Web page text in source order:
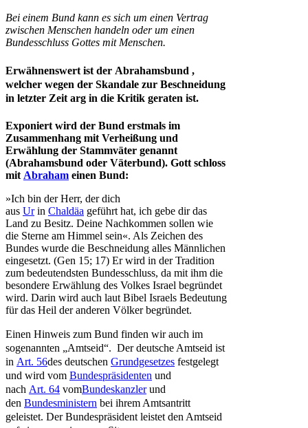
Bei einem Bund kann es sich um einen Vertrag
zwischen Menschen handeln oder um einen
Bundesschluss Gottes mit Menschen.
Erwähnenswert ist der Abrahamsbund ,
welcher wegen der Skandale zur Beschneidung
in letzter Zeit arg in die Kritik geraten ist.
Exponiert wird der Bund erstmals im
Zusammenhang mit Verheißung und
Erwählung der Stammväter genannt
(Abrahamsbund oder Väterbund). Gott schloss
mit Abraham einen Bund:
»Ich bin der Herr, der dich
aus Urin Chaldäa geführt hat, ich gebe dir das
Land zu Besitz. Deine Nachkommen sollen wie
die Sterne am Himmel sein«. Als Zeichen des
Bundes wurde die Beschneidung alles Männlichen
eingesetzt. (Gen 15; 17) Er wird in der Tradition
zum bedeutendsten Bundesschluss, da mit ihm die
besondere Erwählung des Volkes Israel begründet
wird. Darin wird auch laut Bibel Israels Bedeutung
für das Heil der anderen Völker begründet.
Einen Hinweis zum Bund finden wir auch im
sogenannten „Amtseid“. Der deutsche Amtseid ist
in Art. 56des deutschen Grundgesetzes festgelegt
und wird vom Bundespräsidenten und
nach Art. 64 vomBundeskanzlerund
den Bundesministern bei ihrem Amtsantritt
geleistet. Der Bundespräsident leistet den Amtseid